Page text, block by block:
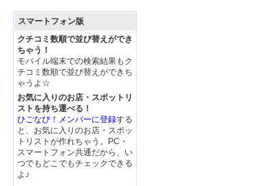
スマートフォン版
クチコミ数順で並び替えができ
ちゃう！
モバイル端末での検索結果もク
チコミ数順で並び替えができち
ゃうよ☆
お気に入りのお店・スポットリ
ストを持ち運べる！
ひごなび！メンバーに登録する
と、お気に入りのお店・スポッ
トリストが作れちゃう。PC・
スマートフォン共通だから、い
つでもどこでもチェックできる
よ♪